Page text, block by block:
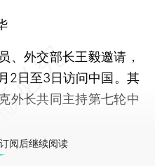
外交部长王毅邀请，
2日至3日访问中国。其
外长共同主持第七轮中
阅后继续阅读